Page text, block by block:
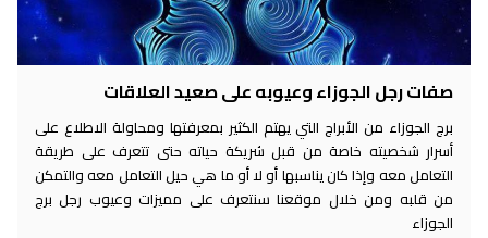
صفات رجل الجوزاء وعيوبه على صعيد العلاقات
برج الجوزاء من الأبراج التي يهتم الكثير بمعرفتها ومحاولة الاطلاع على
أسرار شخصيته خاصة من قبل شريكة حياته حتى تتعرف على طريقة
التعامل معه وإذا كان يناسبها أو لا أو ما هي حيل التعامل معه والتمكن
من قلبه ومن خلال موقعنا سنتعرف على مميزات وعيوب رجل برج
الجوزاء